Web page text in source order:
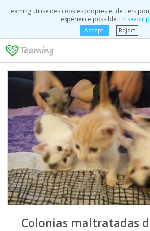
Teaming utilise des cookies propres et de tiers
expérience possible. En savoir
Accept
Reject
Colonias maltratadas